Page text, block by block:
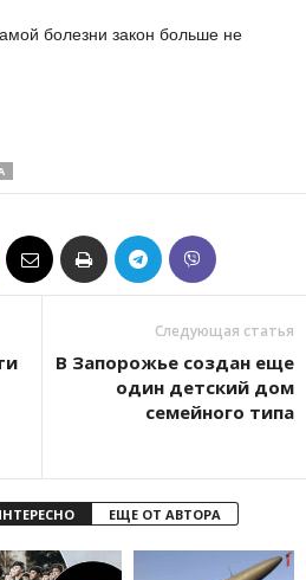
болезни закон больше не
Следующая статья
В Запорожье создан еще
один детский дом
семейного типа
ЕЩЕ ОТ АВТОРА